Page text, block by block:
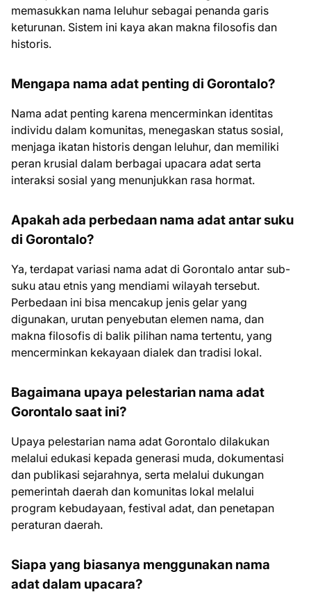
memasukkan nama leluhur sebagai penanda garis
keturunan. Sistem ini kaya akan makna filosofis dan
historis.
Mengapa nama adat penting di Gorontalo?
Nama adat penting karena mencerminkan identitas
individu dalam komunitas, menegaskan status sosial,
menjaga ikatan historis dengan leluhur, dan memiliki
peran krusial dalam berbagai upacara adat serta
interaksi sosial yang menunjukkan rasa hormat.
Apakah ada perbedaan nama adat antar suku
di Gorontalo?
Ya, terdapat variasi nama adat di Gorontalo antar sub-
suku atau etnis yang mendiami wilayah tersebut.
Perbedaan ini bisa mencakup jenis gelar yang
digunakan, urutan penyebutan elemen nama, dan
makna filosofis di balik pilihan nama tertentu, yang
mencerminkan kekayaan dialek dan tradisi lokal.
Bagaimana upaya pelestarian nama adat
Gorontalo saat ini?
Upaya pelestarian nama adat Gorontalo dilakukan
melalui edukasi kepada generasi muda, dokumentasi
dan publikasi sejarahnya, serta melalui dukungan
pemerintah daerah dan komunitas lokal melalui
program kebudayaan, festival adat, dan penetapan
peraturan daerah.
Siapa yang biasanya menggunakan nama
adat dalam upacara?